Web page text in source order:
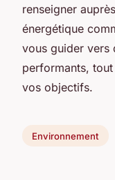
renseigner
énergétique
vous guider vers
performants,
vos objectifs.
Environnement